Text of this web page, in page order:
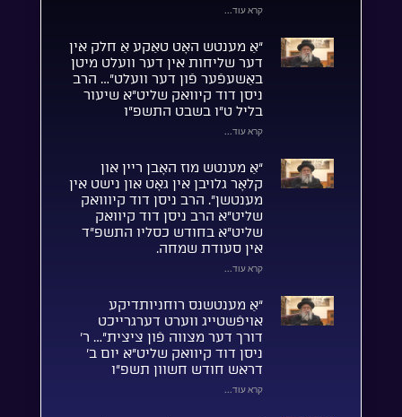
קרא עוד...
“אַ מענטש האָט טאַקע אַ חלק אין
דער שליחות אין דער וועלט מיטן
באַשעפֿער פֿון דער וועלט”… הרב
ניסן דוד קיוואק שליט”א שיעור
בליל ט”ו בשבט התשפ”ו
קרא עוד...
“אַ מענטש מוז האָבן ריין און
קלאָר גלויבן אין גאָט און נישט אין
מענטשן”. הרב ניסן דוד קיווואק
שליט”א הרב ניסן דוד קיוואק
שליט”א בחודש כסליו התשפ”ד
אין סעודת שמחה.
קרא עוד...
“אַ מענטשנס רוחניותדיקע
אויפֿשטייג ווערט דערגרייכט
דורך דער מצווה פֿון ציצית”… ר’
ניסן דוד קיוואק שליט”א יום ב’
דראש חודש חשוון תשפ”ו
קרא עוד...